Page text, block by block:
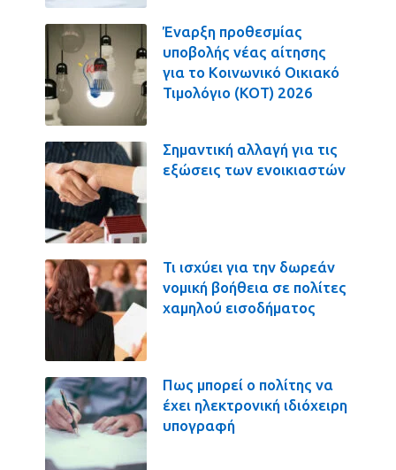
Έναρξη προθεσμίας
υποβολής νέας αίτησης
για το Κοινωνικό Οικιακό
Τιμολόγιο (ΚΟΤ) 2026
Σημαντική αλλαγή για τις
εξώσεις των ενοικιαστών
Τι ισχύει για την δωρεάν
νομική βοήθεια σε πολίτες
χαμηλού εισοδήματος
Πως μπορεί ο πολίτης να
έχει ηλεκτρονική ιδιόχειρη
υπογραφή